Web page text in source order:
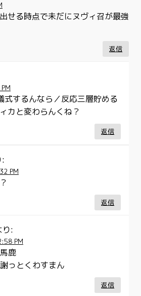
せる時点で未だにヌヴィ召が最強
返信
式するんなら／反応三層貯める
カと変わらんくね？
返信
PM
返信
り:
PM
鹿
っとくわすまん
返信